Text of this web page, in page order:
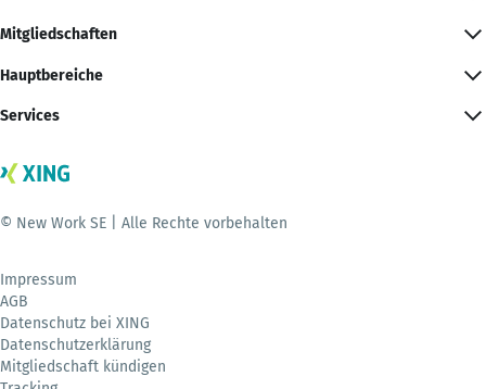
Mitgliedschaften
Hauptbereiche
Services
© New Work SE | Alle Rechte vorbehalten
Impressum
AGB
Datenschutz bei XING
Datenschutzerklärung
Mitgliedschaft kündigen